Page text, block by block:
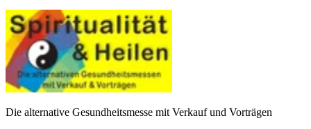
Die alternative Gesundheitsmesse mit Verkauf und Vorträgen